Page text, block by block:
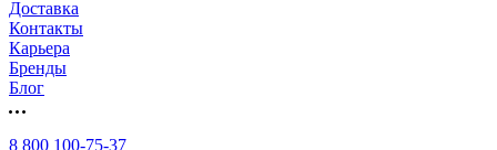
Доставка
Контакты
Карьера
Бренды
Блог
8 800 100-75-37